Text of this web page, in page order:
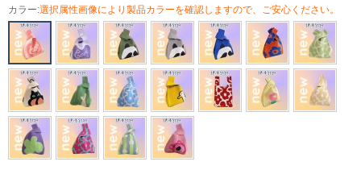
カラー:選択属性画像により製品カラーを確認しますので、ご安心ください。